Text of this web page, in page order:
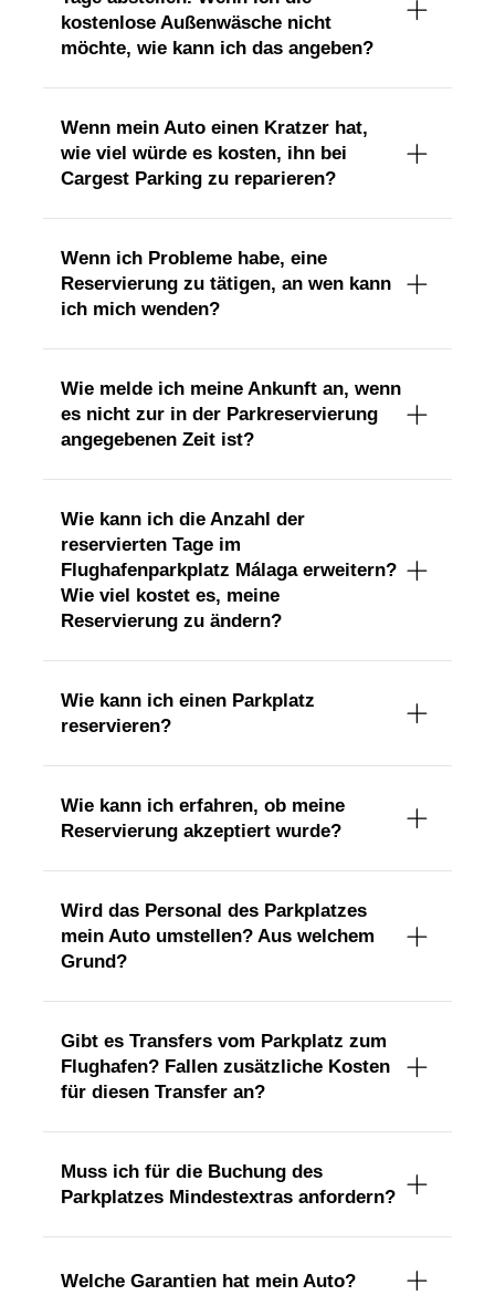
kostenlose Außenwäsche nicht
möchte, wie kann ich das angeben?
Wenn mein Auto einen Kratzer hat,
wie viel würde es kosten, ihn bei
Cargest Parking zu reparieren?
Wenn ich Probleme habe, eine
Reservierung zu tätigen, an wen kann
ich mich wenden?
Wie melde ich meine Ankunft an, wenn
es nicht zur in der Parkreservierung
angegebenen Zeit ist?
Wie kann ich die Anzahl der
reservierten Tage im
Flughafenparkplatz Málaga erweitern?
Wie viel kostet es, meine
Reservierung zu ändern?
Wie kann ich einen Parkplatz
reservieren?
Wie kann ich erfahren, ob meine
Reservierung akzeptiert wurde?
Wird das Personal des Parkplatzes
mein Auto umstellen? Aus welchem
Grund?
Gibt es Transfers vom Parkplatz zum
Flughafen? Fallen zusätzliche Kosten
für diesen Transfer an?
Muss ich für die Buchung des
Parkplatzes Mindestextras anfordern?
Welche Garantien hat mein Auto?